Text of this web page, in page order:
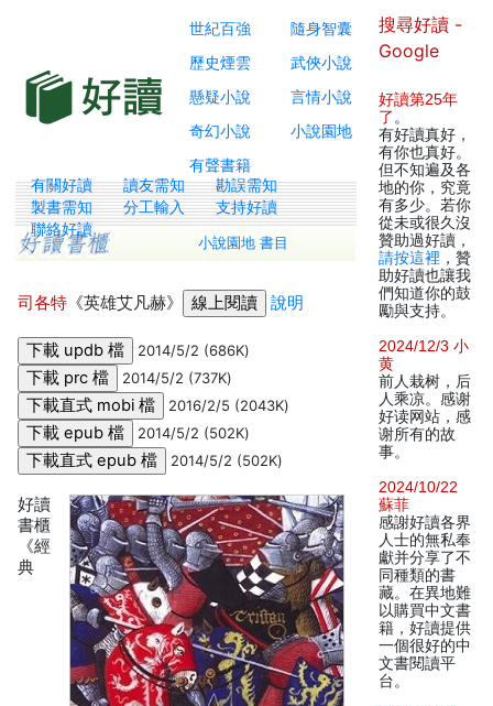
世紀百強
隨身智囊
歷史煙雲
武俠小說
懸疑小說
言情小說
奇幻小說
小說園地
有聲書籍
有關好讀 讀友需知
勘誤需知
製書需知
分工輸入
支持好讀
聯絡好讀
小說園地 書目
司各特 《英雄艾凡赫》 說明
2014/5/2 (686K)
2014/5/2 (737K)
2016/2/5 (2043K)
2014/5/2 (502K)
2014/5/2 (502K)
好讀
書櫃
《經
典
搜尋好讀 -
Google
好讀第25年
了 。
有好讀真好，
有你也真好。
但不知遍及各
地的你，究竟
有多少。若你
從未或很久沒
贊助過好讀，
請按這裡 ，贊
助好讀也讓我
們知道你的鼓
勵與支持。
2024/12/3 小
黄
前人栽树，后
人乘凉。感谢
好读网站，感
谢所有的故
事。
2024/10/22
蘇菲
感謝好讀各界
人士的無私奉
獻并分享了不
同種類的書
藏。在異地難
以購買中文書
籍，好讀提供
一個很好的中
文書閱讀平
台。